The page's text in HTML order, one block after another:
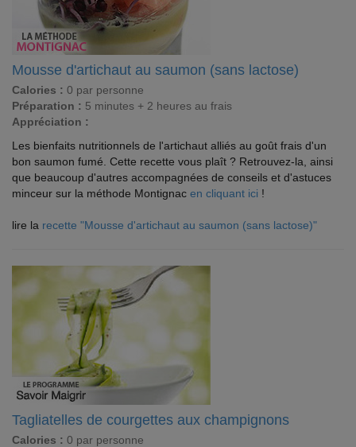
Mousse d'artichaut au saumon (sans lactose)
Calories : 0 par personne
Préparation : 5 minutes + 2 heures au frais
Appréciation :
Les bienfaits nutritionnels de l'artichaut alliés au goût frais d'un
bon saumon fumé. Cette recette vous plaît ? Retrouvez-la, ainsi
que beaucoup d'autres accompagnées de conseils et d'astuces
minceur sur la méthode Montignac en cliquant ici !
lire la recette "Mousse d'artichaut au saumon (sans lactose)"
Tagliatelles de courgettes aux champignons
Calories : 0 par personne